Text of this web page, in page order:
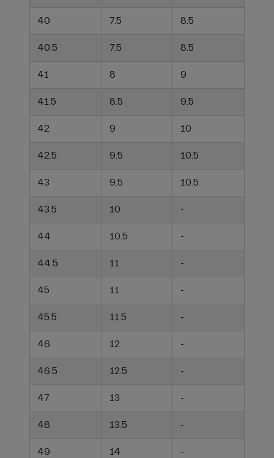
40 7.5 8.5
40.5 7.5 8.5
41 8 9
41.5 8.5 9.5
42 9 10
42.5 9.5 10.5
43 9.5 10.5
43.5 10 -
44 10.5 -
44.5 11 -
45 11 -
45.5 11.5 -
46 12 -
46.5 12.5 -
47 13 -
48 13.5 -
49 14 -